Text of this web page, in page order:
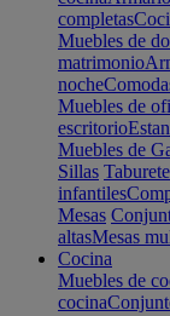
completas
Muebles de
matrimonio
noche
Muebles de
escritorio
Muebles de
Sillas
infantiles
Mesas
altasMesas
Cocina
Muebles de
cocina